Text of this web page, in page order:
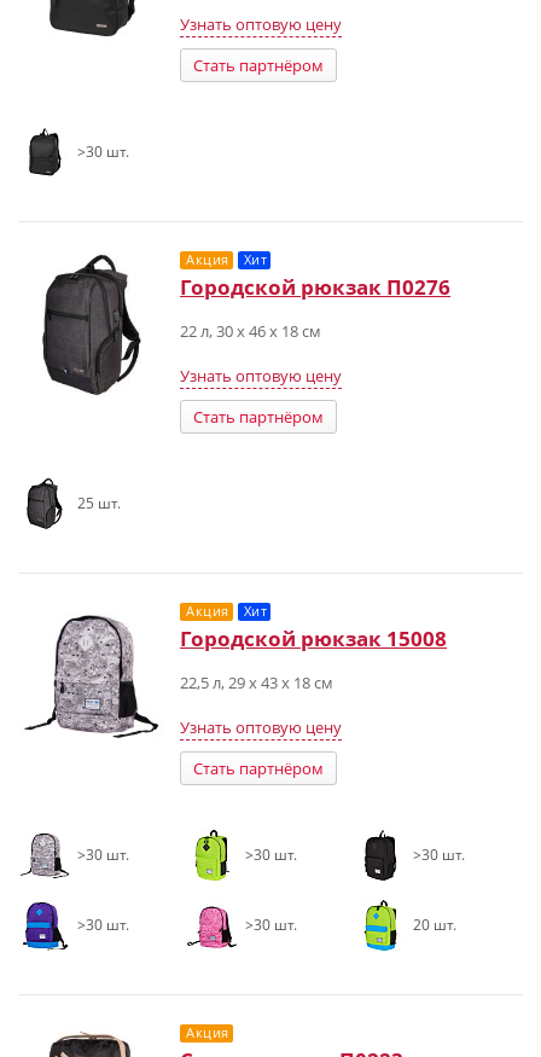
Узнать оптовую цену
Стать партнёром
>30 шт.
Акция Хит
Городской рюкзак П0276
22 л, 30 x 46 x 18 см
Узнать оптовую цену
Стать партнёром
25 шт.
Акция Хит
Городской рюкзак 15008
22,5 л, 29 х 43 х 18 см
Узнать оптовую цену
Стать партнёром
>30 шт. >30 шт. >30 шт.
>30 шт. >30 шт. 20 шт.
Акция